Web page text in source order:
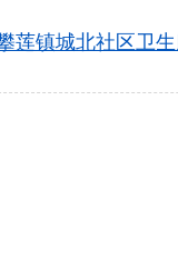
莲镇城北社区卫